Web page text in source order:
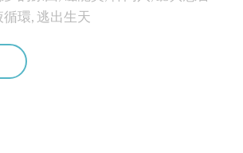
循環, 逃出生天